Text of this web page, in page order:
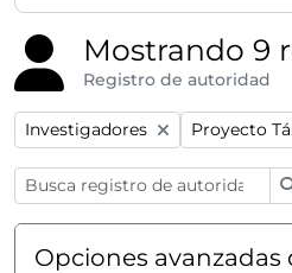
Mostrando 9
Registro de autoridad
Remove filter:
Investigadores Remove
Proyecto
Opciones avanzadas